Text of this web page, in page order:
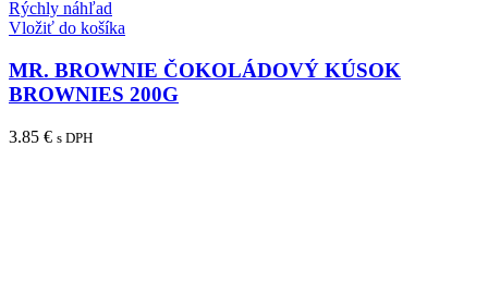
Rýchly náhľad
Vložiť do košíka
MR. BROWNIE ČOKOLÁDOVÝ KÚSOK
BROWNIES 200G
3.85 € s DPH